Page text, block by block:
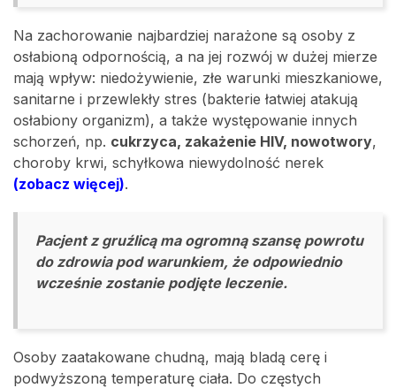
Na zachorowanie najbardziej narażone są osoby z
osłabioną odpornością, a na jej rozwój w dużej mierze
mają wpływ: niedożywienie, złe warunki mieszkaniowe,
sanitarne i przewlekły stres (bakterie łatwiej atakują
osłabiony organizm), a także występowanie innych
schorzeń, np. cukrzyca, zakażenie HIV, nowotwory,
choroby krwi, schyłkowa niewydolność nerek
(zobacz więcej).
Pacjent z gruźlicą ma ogromną szansę powrotu
do zdrowia pod warunkiem, że odpowiednio
wcześnie zostanie podjęte leczenie.
Osoby zaatakowane chudną, mają bladą cerę i
podwyższoną temperaturę ciała. Do częstych